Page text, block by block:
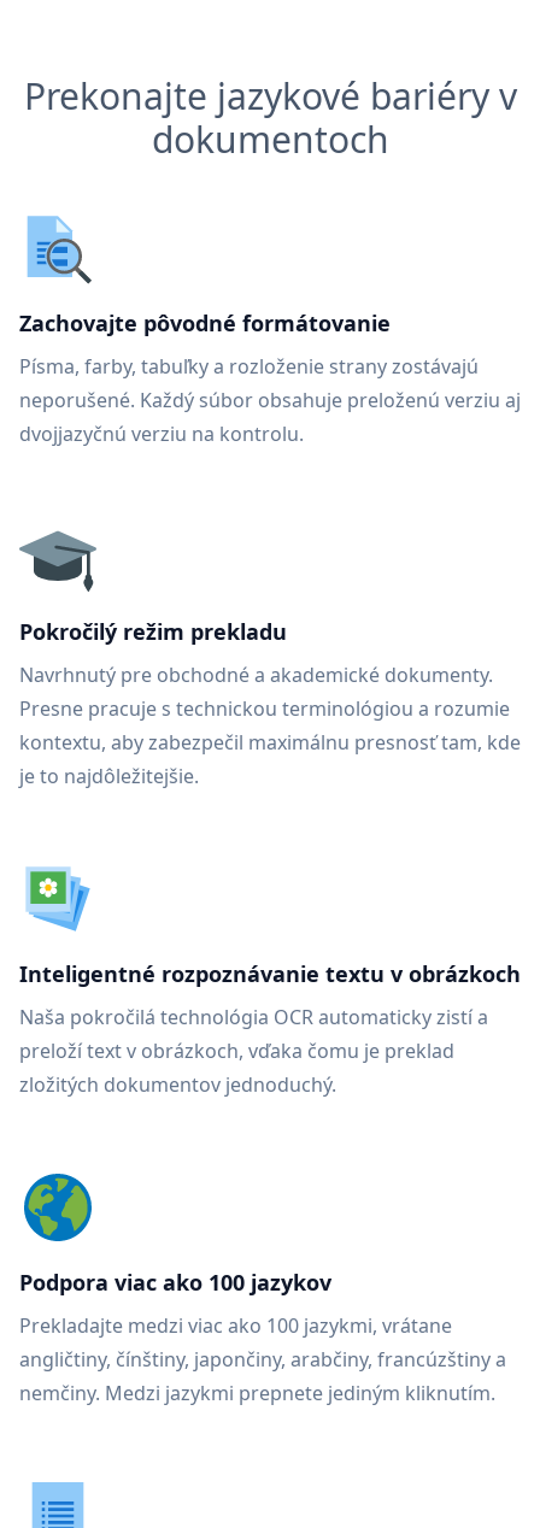
Prekonajte jazykové bariéry v
dokumentoch
Zachovajte pôvodné formátovanie
Písma, farby, tabuľky a rozloženie strany zostávajú
neporušené. Každý súbor obsahuje preloženú verziu aj
dvojjazyčnú verziu na kontrolu.
Pokročilý režim prekladu
Navrhnutý pre obchodné a akademické dokumenty.
Presne pracuje s technickou terminológiou a rozumie
kontextu, aby zabezpečil maximálnu presnosť tam, kde
je to najdôležitejšie.
Inteligentné rozpoznávanie textu v obrázkoch
Naša pokročilá technológia OCR automaticky zistí a
preloží text v obrázkoch, vďaka čomu je preklad
zložitých dokumentov jednoduchý.
Podpora viac ako 100 jazykov
Prekladajte medzi viac ako 100 jazykmi, vrátane
angličtiny, čínštiny, japončiny, arabčiny, francúzštiny a
nemčiny. Medzi jazykmi prepnete jediným kliknutím.